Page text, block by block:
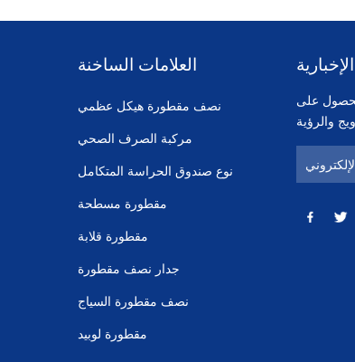
العلامات الساخنة
نصف مقطورة هيكل عظمي
مركبة الصرف الصحي
نوع صندوق الحراسة المتكامل
مقطورة مسطحة
مقطورة قلابة
جدار نصف مقطورة
نصف مقطورة السياج
مقطورة لوبيد
على